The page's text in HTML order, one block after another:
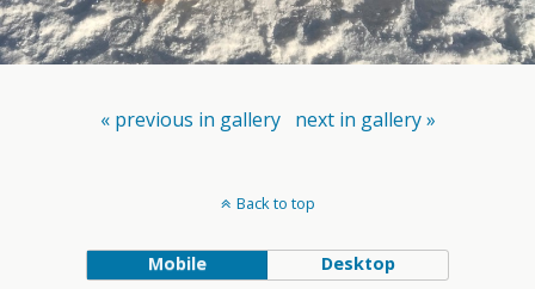
« previous in gallery next in gallery »
Back to top
Mobile Desktop